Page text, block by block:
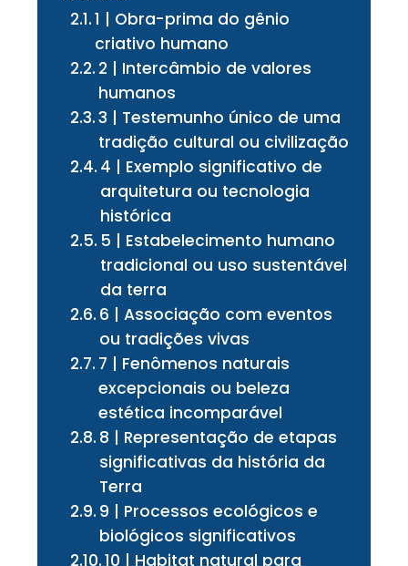
1 | Obra-prima do gênio
criativo humano
2 | Intercâmbio de valores
humanos
3 | Testemunho único de uma
tradição cultural ou civilização
4 | Exemplo significativo de
arquitetura ou tecnologia
histórica
5 | Estabelecimento humano
tradicional ou uso sustentável
da terra
6 | Associação com eventos
ou tradições vivas
7 | Fenômenos naturais
excepcionais ou beleza
estética incomparável
8 | Representação de etapas
significativas da história da
Terra
9 | Processos ecológicos e
biológicos significativos
10 | Habitat natural para